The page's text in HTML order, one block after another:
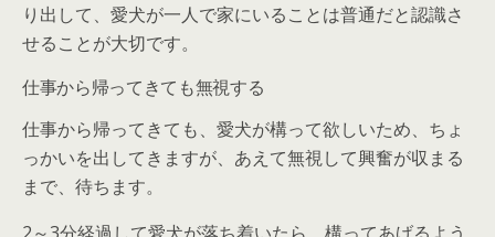
り出して、愛犬が一人で家にいることは普通だと認識さ
せることが大切です。
仕事から帰ってきても無視する
仕事から帰ってきても、愛犬が構って欲しいため、ちょ
っかいを出してきますが、あえて無視して興奮が収まる
まで、待ちます。